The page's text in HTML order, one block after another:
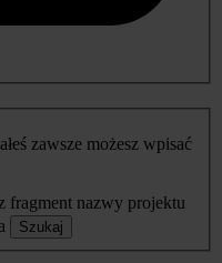
zawsze możesz wpisać
fragment nazwy projektu
Szukaj